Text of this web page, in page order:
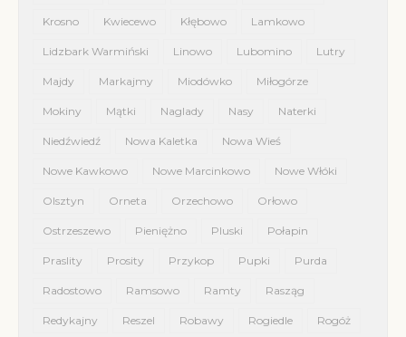
Krosno Kwiecewo Kłębowo Lamkowo
Lidzbark Warmiński Linowo Lubomino Lutry
Majdy Markajmy Miodówko Miłogórze
Mokiny Mątki Naglady Nasy Naterki
Niedźwiedź Nowa Kaletka Nowa Wieś
Nowe Kawkowo Nowe Marcinkowo Nowe Włóki
Olsztyn Orneta Orzechowo Orłowo
Ostrzeszewo Pieniężno Pluski Połapin
Praslity Prosity Przykop Pupki Purda
Radostowo Ramsowo Ramty Rasząg
Redykajny Reszel Robawy Rogiedle Rogóż